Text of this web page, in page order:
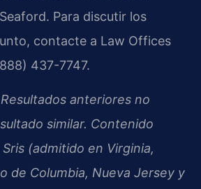
Para discutir los
contacte a Law Offices
437-7747.
anteriores no
similar. Contenido
(admitido en Virginia,
de Columbia, Nueva Jersey y